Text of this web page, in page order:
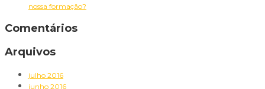
nossa formação?
Comentários
Arquivos
julho 2016
junho 2016